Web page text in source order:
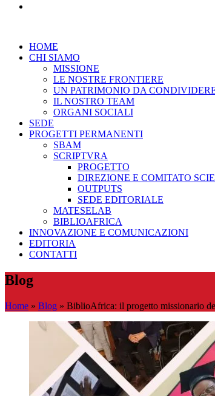
HOME
CHI SIAMO
MISSIONE
LE NOSTRE FRONTIERE
UN PATRIMONIO DA
IL NOSTRO TEAM
ORGANI SOCIALI
SEDE
PROGETTI PERMANENTI
SBAM
SCRIPTVRA
PROGETTO
DIREZIONE E COMITATO
OUTPUTS
SEDE EDITORIALE
MATESELAB
BIBLIOAFRICA
INNOVAZIONE E COMUNICAZIONI
EDITORIA
CONTATTI
Blog
Home » Blog » BiblioAfrica: il progetto missionario